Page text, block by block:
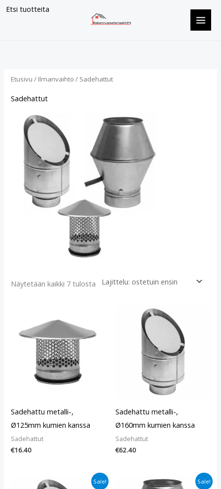
Etsi tuotteita
Siirry
Etusivu / Ilmanvaihto / Sadehattut
Sadehattut
Näytetään kaikki 7 tulosta
Sadehattu metalli-,
Ø125mm kumien kanssa
Sadehattut
€16.40
Sadehattu metalli-,
Ø160mm kumien kanssa
Sadehattut
€62.40
Sale!
Alkuperäinen
Nykyinen
Sale!
Alkuperäinen
Nykyinen